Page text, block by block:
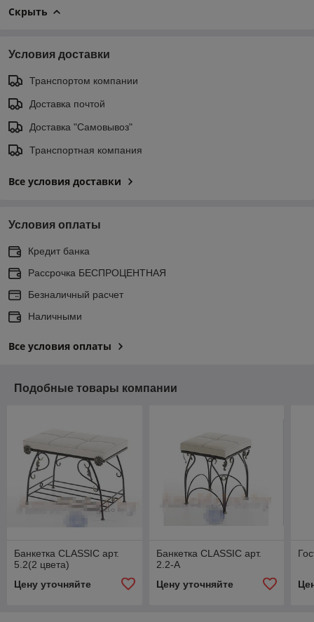
Скрыть
Условия доставки
Транспортом компании
Доставка почтой
Доставка "Самовывоз"
Транспортная компания
Все условия доставки
Условия оплаты
Кредит банка
Рассрочка БЕСПРОЦЕНТНАЯ
Безналичный расчет
Наличными
Все условия оплаты
Подобные товары компании
Банкетка CLASSIC арт.
5.2(2 цвета)
Цену уточняйте
Банкетка CLASSIC арт.
2.2-А
Цену уточняйте